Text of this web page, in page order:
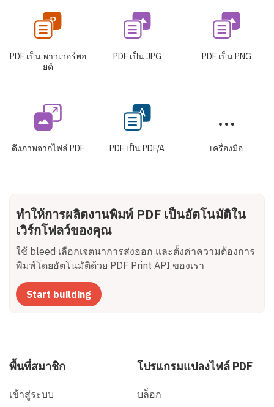
PDF เป็น พาวเวอร์พอ
ยต์
PDF เป็น JPG PDF เป็น PNG
ดึงภาพจากไฟล์ PDF PDF เป็น PDF/A เครื่องมือ
ทำให้การผลิตงานพิมพ์ PDF เป็นอัตโนมัติใน
เวิร์กโฟลว์ของคุณ
ใช้ bleed เลือกเจตนาการส่งออก และตั้งค่าความต้องการ
พิมพ์โดยอัตโนมัติด้วย PDF Print API ของเรา
Start building
พื้นที่สมาชิก
เข้าสู่ระบบ
โปรแกรมแปลงไฟล์ PDF
บล็อก